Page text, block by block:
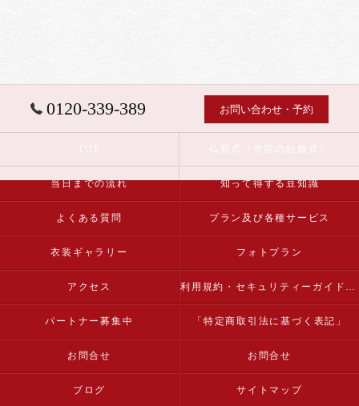
0120-339-389 お問い合わせ・予約
当日までの流れ 知って得する豆知識
よくある質問 プラン及び各種サービス
衣装ギャラリー フォトプラン
アクセス 利用規約・セキュリティーガイドライン
パートナー募集中 「特定商取引法に基づく表記」
お問合せ お問合せ
ブログ サイトマップ